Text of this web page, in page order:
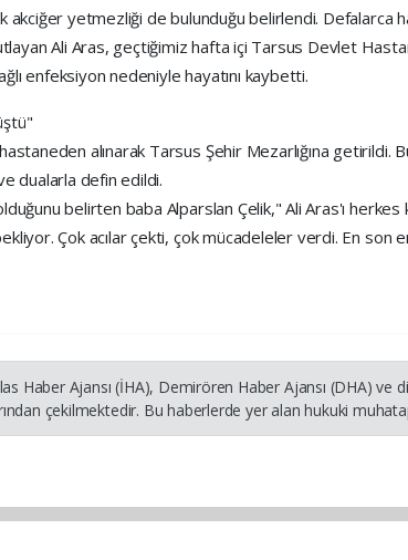
akciğer yetmezliği de bulunduğu belirlendi. Defalarca
Ali Aras, geçtiğimiz hafta içi Tarsus Devlet
enfeksiyon nedeniyle hayatını kaybetti.
alınarak Tarsus Şehir Mezarlığına getirildi.
dualarla defin edildi.
belirten baba Alparslan Çelik," Ali Aras'ı
Çok acılar çekti, çok mücadeleler verdi. En
Haber Ajansı (İHA), Demirören Haber Ajansı (DHA)
çekilmektedir. Bu haberlerde yer alan hukuki